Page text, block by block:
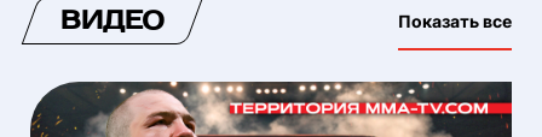
ВИДЕО Показать все